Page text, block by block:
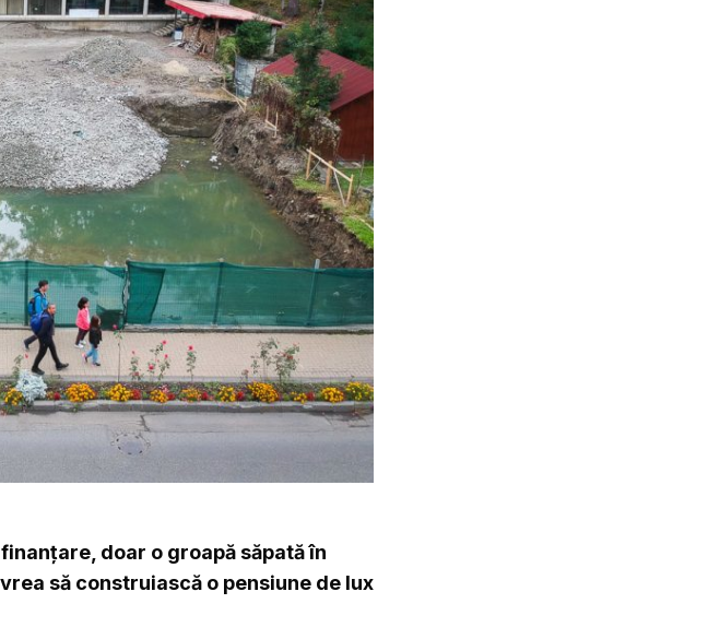
doar o groapă săpată în
să construiască o pensiune de lux